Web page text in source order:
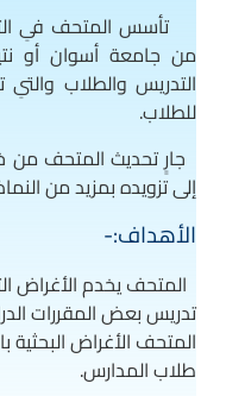
تأسس المتحف فىِ
من جامعة أسوان أو
التدريس والطلاب والتىِ
للطلاب.
جارٍ تحديث المتحف من
إلى تزويده بمزيد من
الأهداف:-
المتحف يخدم الأغراض
تدريس بعض المقررات
المتحف الأغراض
طلاب المدارس.